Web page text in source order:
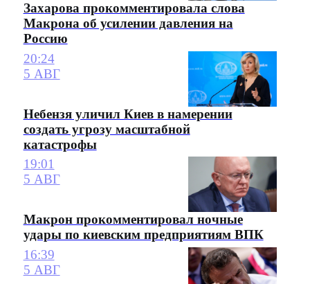
Захарова прокомментировала слова
Макрона об усилении давления на
Россию
20:24
5 АВГ
Небензя уличил Киев в намерении
создать угрозу масштабной
катастрофы
19:01
5 АВГ
Макрон прокомментировал ночные
удары по киевским предприятиям ВПК
16:39
5 АВГ